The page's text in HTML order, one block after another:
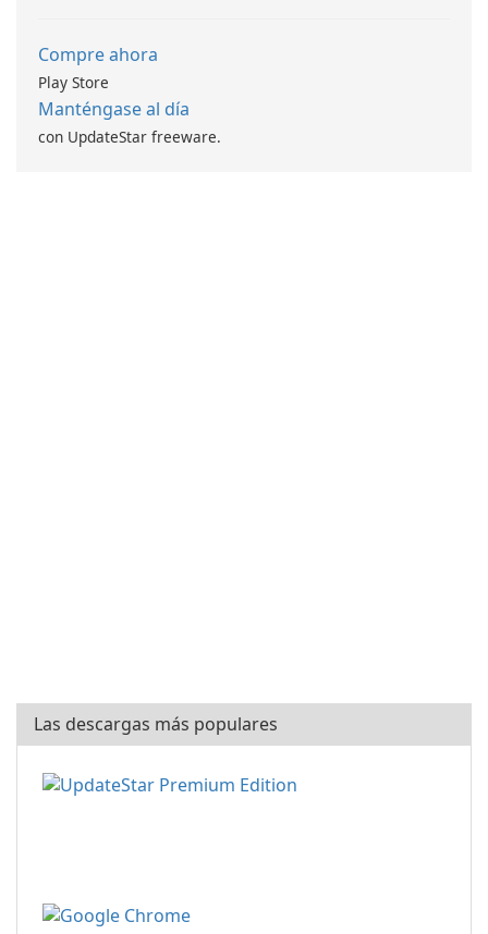
Compre ahora
Play Store
Manténgase al día
con UpdateStar freeware.
Las descargas más populares